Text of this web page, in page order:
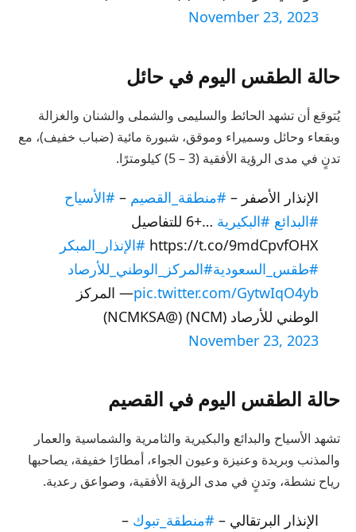
November 23, 2023
حالة الطقس اليوم في حائل
يُتوقع أن تشهد الحائط والسليمى والشملى والشنان والغزالة
وبقعاء وحائل وسميراء وموقق، شبورة مائية (ضباب خفيف)، مع
تدنٍ في مدى الرؤية الأفقية (3 – 5) كيلومترًا.
الإنذار الأصفر – #منطقة_القصيم – #الأسياح
#البدائع #البكيرية
…+6 للتفاصيل
https://t.co/9mdCpvfOHX #الإنذار_المبكر
#طقس_السعودية#المركز_الوطني_للأرصاد
pic.twitter.com/GytwIqO4yb— المركز
الوطني للأرصاد (NCM) (@NCMKSA)
November 23, 2023
حالة الطقس اليوم في القصيم
تشهد الأسياح والبدائع والبكيرية والثامرية والشماسية والعمار
والمذنب وبريدة وعنيزة وعيون الجواء، أمطارًا خفيفة، يصاحبها
رياح نشطة، وتدنٍ في مدى الرؤية الأفقية، وصواعق رعدية.
الإنذار البرتقالي – #منطقة_تبوك –